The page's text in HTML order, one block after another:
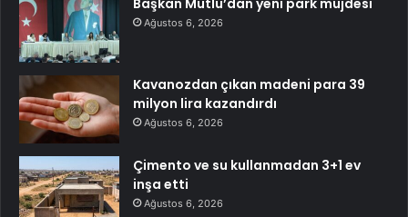
Başkan Mutlu’dan yeni park müjdesi
Ağustos 6, 2026
Kavanozdan çıkan madeni para 39
milyon lira kazandırdı
Ağustos 6, 2026
Çimento ve su kullanmadan 3+1 ev
inşa etti
Ağustos 6, 2026